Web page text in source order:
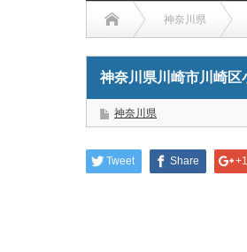
神奈川県
神奈川県川崎市川崎区
神奈川県
Tweet Share +1